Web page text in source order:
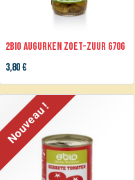
2BIO Augurken zoet-zuur 670g
3,80€
Nouveau !